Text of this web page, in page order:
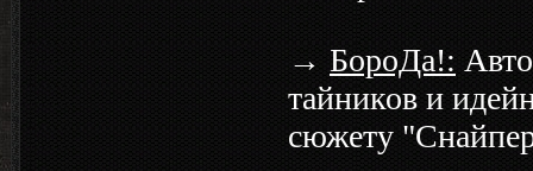
→ БороДа!:
тайников и
сюжету